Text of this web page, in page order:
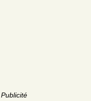
Publicité